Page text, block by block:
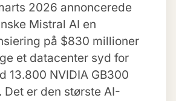
2026 annoncerede
Mistral AI en
på $830 millioner
et datacenter syd for
13.800 NVIDIA GB300
Det er den største AI-